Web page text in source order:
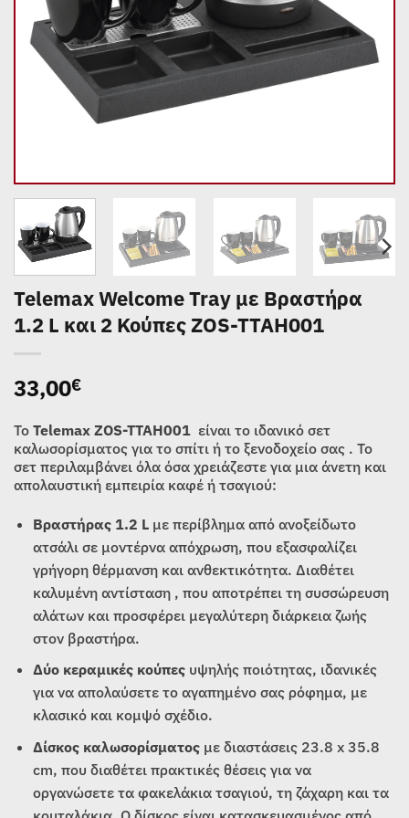
Telemax Welcome Tray με Βραστήρα
1.2 L και 2 Κούπες ZOS-TTAH001
33,00€
Το Telemax ZOS-TTAH001 είναι το ιδανικό σετ
καλωσορίσματος για το σπίτι ή το ξενοδοχείο σας . Το
σετ περιλαμβάνει όλα όσα χρειάζεστε για μια άνετη και
απολαυστική εμπειρία καφέ ή τσαγιού:
Βραστήρας 1.2 Lμε περίβλημα από ανοξείδωτο
ατσάλι σε μοντέρνα απόχρωση, που εξασφαλίζει
γρήγορη θέρμανση και ανθεκτικότητα. Διαθέτει
καλυμένη αντίσταση , που αποτρέπει τη συσσώρευση
αλάτων και προσφέρει μεγαλύτερη διάρκεια ζωής
στον βραστήρα.
Δύο κεραμικές κούπεςυψηλής ποιότητας, ιδανικές
για να απολαύσετε το αγαπημένο σας ρόφημα, με
κλασικό και κομψό σχέδιο.
Δίσκος καλωσορίσματοςμε διαστάσεις 23.8 x 35.8
cm, που διαθέτει πρακτικές θέσεις για να
οργανώσετε τα φακελάκια τσαγιού, τη ζάχαρη και τα